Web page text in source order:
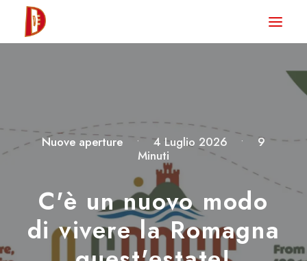
HOME
LA RIVISTA
CONTATTI
CLUB DEGUSTA
STORE
Nuove aperture • 4 Luglio 2026 •
9
Minuti
C'è un nuovo modo
di vivere la Romagna